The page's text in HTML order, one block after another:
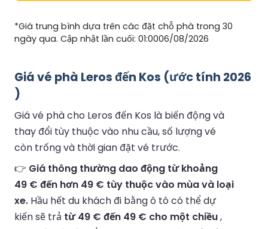
*Giá trung bình dựa trên các đặt chỗ phà trong 30
ngày qua. Cập nhật lần cuối: 01:0006/08/2026
Giá vé phà Leros đến Kos (ước tính 2026
)
Giá vé phà cho Leros đến Kos là biến động và
thay đổi tùy thuộc vào nhu cầu, số lượng vé
còn trống và thời gian đặt vé trước.
👉 Giá thông thường dao động từ khoảng
49 € đến hơn 49 € tùy thuộc vào mùa và loại
xe. Hầu hết du khách đi bằng ô tô có thể dự
kiến sẽ trả từ 49 € đến 49 € cho một chiều,